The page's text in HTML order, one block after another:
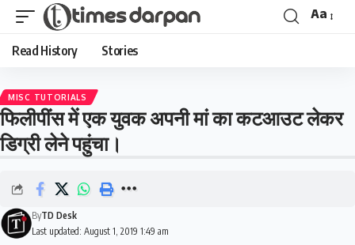
Aa
Read History Stories
MISC TUTORIALS
फिलीपींस में एक युवक अपनी मां का कटआउट लेकर
डिग्री लेने पहुंचा।
Last updated: August 1, 2019 1:49 am
ByTD Desk